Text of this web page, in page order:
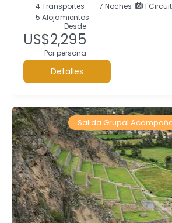
4Transportes 7 Noches
1
5 Alojamientos
Desde
US$2,295
Por persona
Detalles
Salida Grupal